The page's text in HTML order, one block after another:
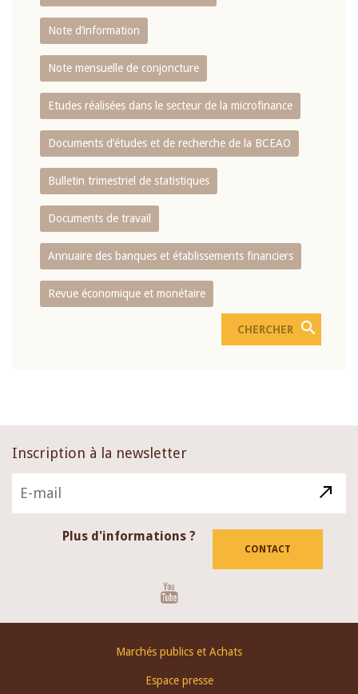
Note d’information
Note mensuelle de conjoncture
Etudes réalisées dans le secteur de la microfinance
Documents d’études et de recherche de la BCEAO
Bulletin trimestriel de statistiques
Documents de travail
Annuaire des banques et établissements financiers
Revue économique et monétaire
Inscription à la newsletter
Plus d'informations ?
CONTACT
Marchés publics et Achats
Espace presse